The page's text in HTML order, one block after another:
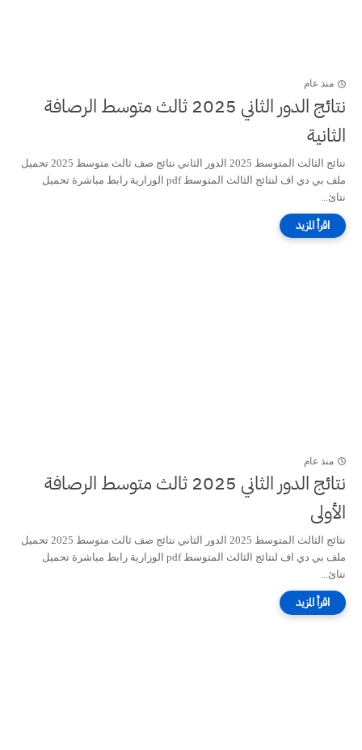
منذ عام
نتائج الدور الثاني 2025 ثالث متوسط الرصافة
الثانية
نتائج الثالث المتوسط 2025 الدور الثاني نتائج صف ثالث متوسط 2025 تحميل
ملف بي دي اف لنتائج الثالث المتوسط pdf الوزارية رابط مباشرة تحميل
نتائ...
منذ عام
نتائج الدور الثاني 2025 ثالث متوسط الرصافة
الأولى
نتائج الثالث المتوسط 2025 الدور الثاني نتائج صف ثالث متوسط 2025 تحميل
ملف بي دي اف لنتائج الثالث المتوسط pdf الوزارية رابط مباشرة تحميل
نتائ...